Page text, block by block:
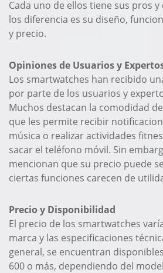
Cada uno de ellos tiene sus pros
los diferencia es su diseño,
y precio.
Opiniones de Usuarios y
Los smartwatches han recibido
por parte de los usuarios y
Muchos destacan la comodidad
que les permite recibir
música o realizar actividades
sacar el teléfono móvil. Sin
mencionan que su precio puede
ciertas funciones carecen de
Precio y Disponibilidad
El precio de los smartwatches
marca y las especificaciones
general, se encuentran
600 o más, dependiendo del